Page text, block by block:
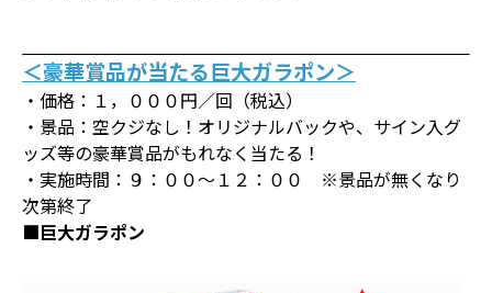
＜豪華賞品が当たる巨大ガラポン＞
・価格：１，０００円／回（税込）
・景品：空クジなし！オリジナルバックや、サイン入グ
ッズ等の豪華賞品がもれなく当たる！
・実施時間：９：００～１２：００ ※景品が無くなり
次第終了
■巨大ガラポン